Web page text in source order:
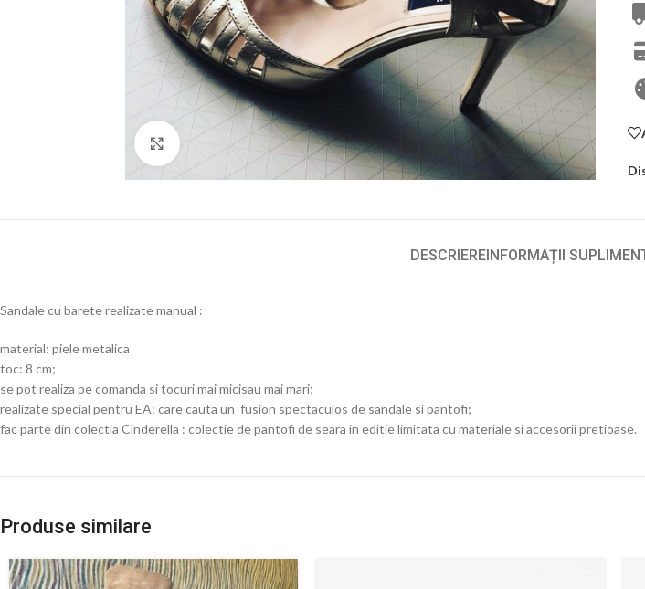
Click to enlarge
DESCRIEREINFORMAȚII
Sandale cu barete realizate manual :
material: piele metalica
toc: 8 cm;
se pot realiza pe comanda si tocuri mai micisau mai mari;
realizate special pentru EA: care cauta un fusion spectaculos de sandale si pantofi;
fac parte din colectia Cinderella : colectie de pantofi de seara in editie limitata cu materiale si accesorii pretioase.
Produse similare